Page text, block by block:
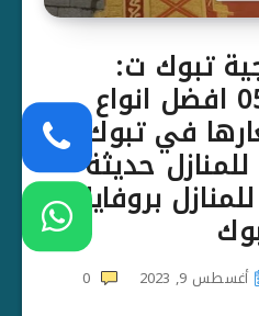
تبوك ت:
0556412006 افضل انواع
في تبوك –
حديثة –
بروفايل
أغسطس 9, 2023
0